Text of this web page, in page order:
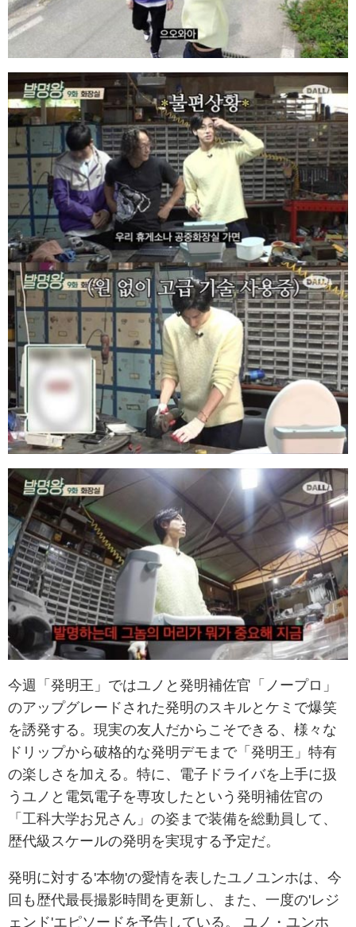
今週「発明王」ではユノと発明補佐官「ノープロ」
のアップグレードされた発明のスキルとケミで爆笑
を誘発する。現実の友人だからこそできる、様々な
ドリップから破格的な発明デモまで「発明王」特有
の楽しさを加える。特に、電子ドライバを上手に扱
うユノと電気電子を専攻したという発明補佐官の
「工科大学お兄さん」の姿まで装備を総動員して、
歴代級スケールの発明を実現する予定だ。
発明に対する'本物'の愛情を表したユノユンホは、今
回も歴代最長撮影時間を更新し、また、一度の'レジ
ェンド'エピソードを予告している。 ユノ・ユンホ